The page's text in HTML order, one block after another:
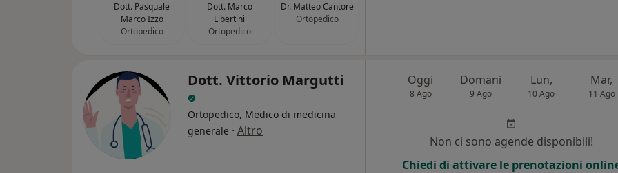
Dott. Pasquale
Marco Izzo
Ortopedico
Dott. Marco
Libertini
Ortopedico
Dr. Matteo Cantore
Ortopedico
Dott. Vittorio Margutti
Ortopedico, Medico di medicina
generale · Altro
Oggi
8 Ago
Domani
9 Ago
Lun,
10 Ago
Mar,
11 Ago
Non ci sono agende disponibili!
Chiedi di attivare le prenotazioni